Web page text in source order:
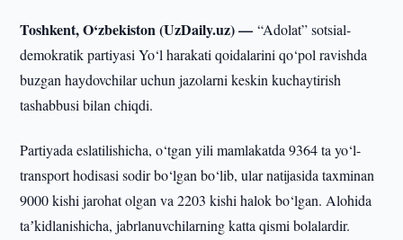
Toshkent, O‘zbekiston (UzDaily.uz) —“Adolat” sotsial-
demokratik partiyasi Yo‘l harakati qoidalarini qo‘pol ravishda
buzgan haydovchilar uchun jazolarni keskin kuchaytirish
tashabbusi bilan chiqdi.
Partiyada eslatilishicha, o‘tgan yili mamlakatda 9364 ta yo‘l-
transport hodisasi sodir bo‘lgan bo‘lib, ular natijasida taxminan
9000 kishi jarohat olgan va 2203 kishi halok bo‘lgan. Alohida
taʼkidlanishicha, jabrlanuvchilarning katta qismi bolalardir.